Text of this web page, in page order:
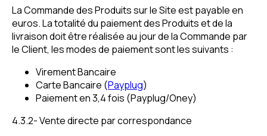
La Commande des Produits sur le Site est payable en
euros. La totalité du paiement des Produits et de la
livraison doit être réalisée au jour de la Commande par
le Client, les modes de paiement sont les suivants :
Virement Bancaire
Carte Bancaire (Payplug)
Paiement en 3,4 fois (Payplug/Oney)
4.3.2- Vente directe par correspondance